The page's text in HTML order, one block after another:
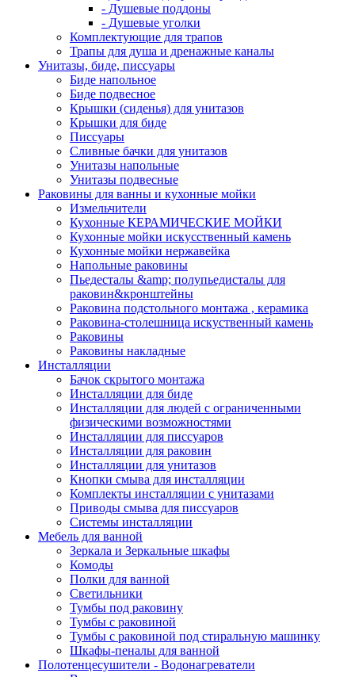
- Душевые поддоны
- Душевые уголки
Комплектующие для трапов
Трапы для душа и дренажные каналы
Унитазы, биде, писсуары
Биде напольное
Биде подвесное
Крышки (сиденья) для унитазов
Крышки для биде
Писсуары
Сливные бачки для унитазов
Унитазы напольные
Унитазы подвесные
Раковины для ванны и кухонные мойки
Измельчители
Кухонные КЕРАМИЧЕСКИЕ МОЙКИ
Кухонные мойки искусственный камень
Кухонные мойки нержавейка
Напольные раковины
Пьедесталы &amp; полупьедисталы для
раковин&кронштейны
Раковина подстольного монтажа , керамика
Раковина-столешница искуственный камень
Раковины
Раковины накладные
Инсталляции
Бачок скрытого монтажа
Инсталляции для биде
Инсталляции для людей с ограниченными
физическими возможностями
Инсталляции для писсуаров
Инсталляции для раковин
Инсталляции для унитазов
Кнопки смыва для инсталляции
Комплекты инсталляции с унитазами
Приводы смыва для писсуаров
Системы инсталляции
Мебель для ванной
Зеркала и Зеркальные шкафы
Комоды
Полки для ванной
Светильники
Тумбы под раковину
Тумбы с раковиной
Тумбы с раковиной под стиральную машинку
Шкафы-пеналы для ванной
Полотенцесушители - Водонагреватели